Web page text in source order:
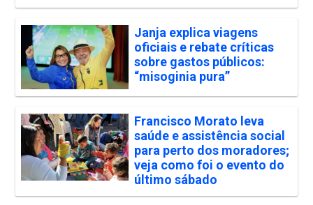
Janja explica viagens
oficiais e rebate críticas
sobre gastos públicos:
“misoginia pura”
Francisco Morato leva
saúde e assistência social
para perto dos moradores;
veja como foi o evento do
último sábado